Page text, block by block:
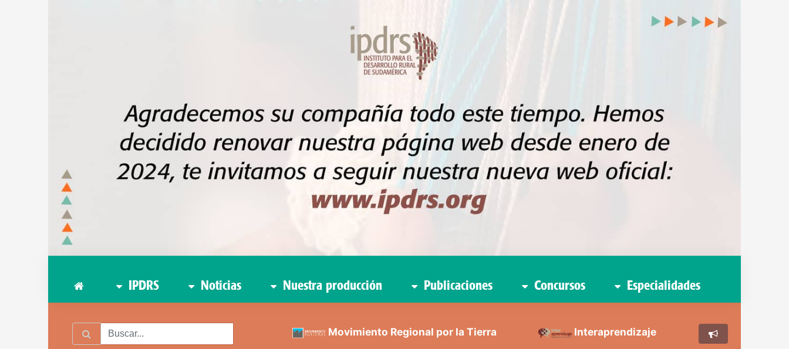
IPDRS Noticias Nuestra producción Publicaciones Concursos Especialidades
Movimiento Regional por la Tierra Interaprendizaje